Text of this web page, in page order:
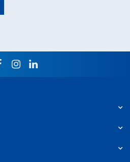
facebookinstagram
linkedin